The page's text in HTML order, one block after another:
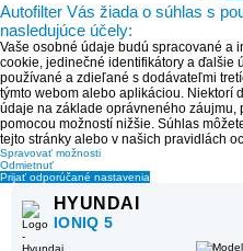
Autofilter Vás žiada o súhlas s
nasledujúce účely:
Vaše osobné údaje budú spracované a
cookie, jedinečné identifikátory a ďalšie
používané a zdieľané s dodávateľmi
týmto webom alebo aplikáciou. Niektorí
údaje na základe oprávneného záujmu,
pomocou možností nižšie. Súhlas
tejto stránky alebo v našich pravidlách
Spravovať možnosti
Odmietnuť
Prijať odporúčané nastavenia
HYUNDAI
IONIQ 5